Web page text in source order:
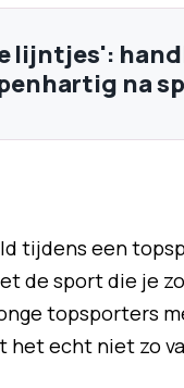
lijntjes':
na
tijdens een
de sport die je
topsporters
echt niet zo